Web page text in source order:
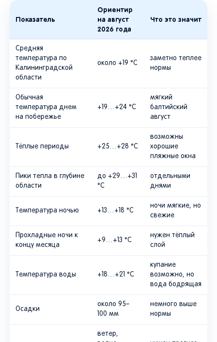
Показатель
Ориентир
на август
2026 года
Что это значит
Средняя
температура по
Калининградской
области
около +19 °C
заметно теплее
нормы
Обычная
температура днем
на побережье
+19…+24 °C
мягкий
балтийский
август
Тёплые периоды +25…+28 °C
возможны
хорошие
пляжные окна
Пики тепла в глубине
области
до +29…+31
°C
отдельными
днями
Температура ночью +13…+18 °C
ночи мягкие, но
свежие
Прохладные ночи к
концу месяца
+9…+13 °C
нужен тёплый
слой
Температура воды +18…+21 °C
купание
возможно, но
вода бодрящая
Осадки
около 95–
100 мм
немного выше
нормы
ветер,